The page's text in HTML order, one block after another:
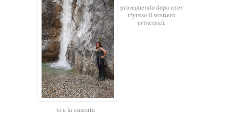
io e la cascata
proseguendo dopo aver
ripreso il sentiero
principale